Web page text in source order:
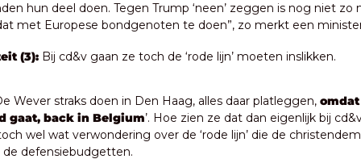
hun deel doen. Tegen Trump ‘neen’ zeggen is nog niet zo
met Europese bondgenoten te doen”, zo merkt een
(3): Bij cd&v gaan ze toch de ‘rode lijn’ moeten inslikken.
Wever straks doen in Den Haag, alles daar platleggen, omdat
gaat, back in Belgium’. Hoe zien ze dat dan eigenlijk bij
wel wat verwondering over de ‘rode lijn’ die de
defensiebudgetten.